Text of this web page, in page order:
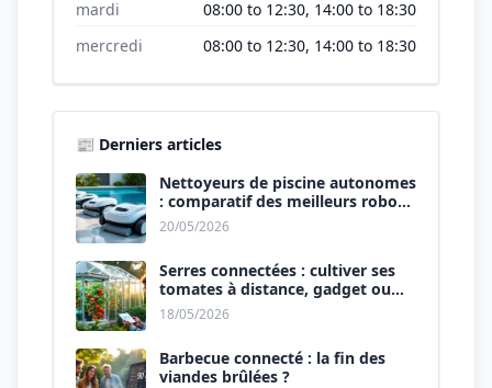
mardi
08:00 to 12:30, 14:00 to 18:30
mercredi
08:00 to 12:30, 14:00 to 18:30
📰 Derniers articles
Nettoyeurs de piscine autonomes
: comparatif des meilleurs robots
de 2026.
20/05/2026
Serres connectées : cultiver ses
tomates à distance, gadget ou
révolution ?
18/05/2026
Barbecue connecté : la fin des
viandes brûlées ?